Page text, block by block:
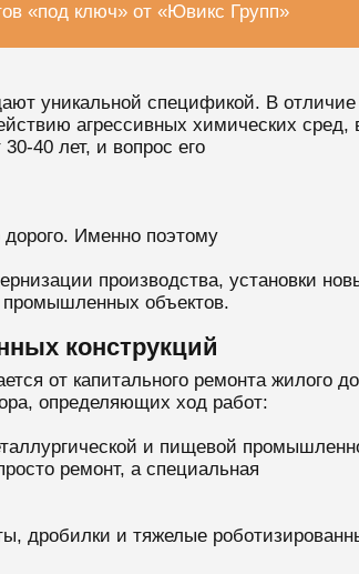
«под ключ» от «Ювикс Групп»
уникальной спецификой. В
агрессивных химических
40 лет, и вопрос его
Именно поэтому
производства, установки
промышленных объектов.
конструкций
от капитального ремонта
определяющих ход работ:
и пищевой
ремонт, а специальная
дробилки и тяжелые